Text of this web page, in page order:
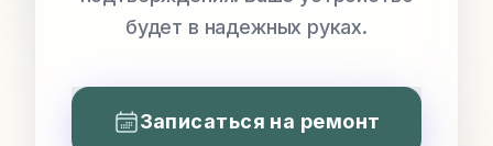
будет в надежных руках.
Записаться на ремонт